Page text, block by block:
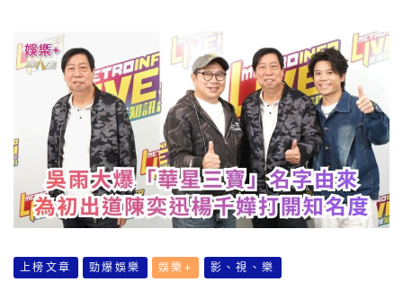
上榜文章 勁爆娛樂 娛樂+ 影、視、樂